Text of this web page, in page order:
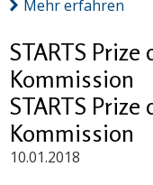
Mehr erfahren
STARTS
Kommission
STARTS
Kommission
10.01.2018